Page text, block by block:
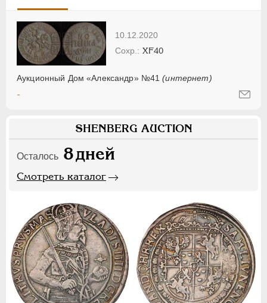
10.12.2020
Аукционный Дом «Александр» №41(интернет)
XF40
-
SHENBERG AUCTION
Осталось 8дней
Смотреть каталог